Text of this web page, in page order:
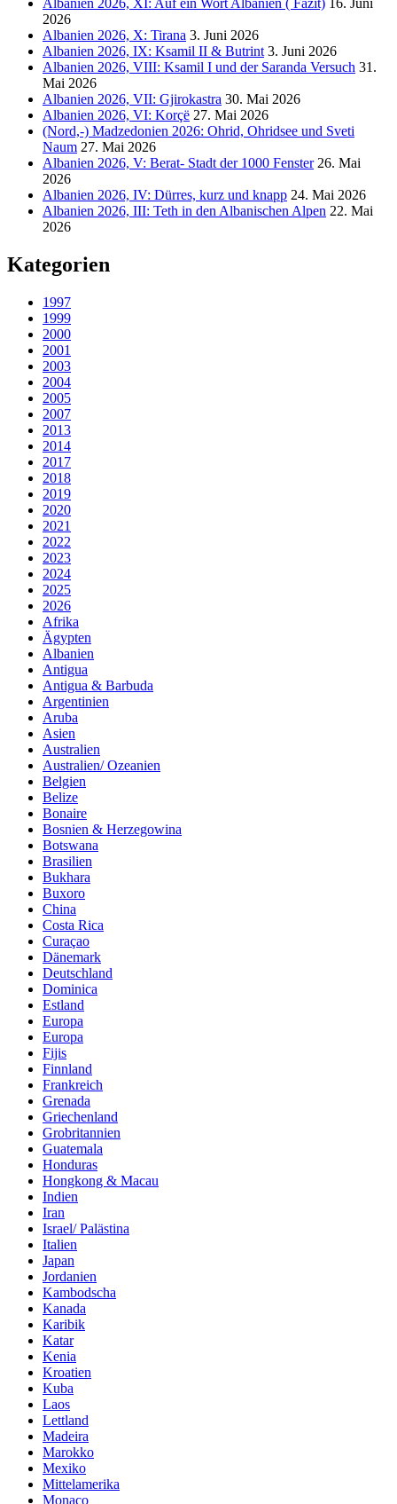
2026
Albanien 2026, X: Tirana 3. Juni 2026
Albanien 2026, IX: Ksamil II & Butrint 3. Juni 2026
Albanien 2026, VIII: Ksamil I und der Saranda Versuch 31.
Mai 2026
Albanien 2026, VII: Gjirokastra 30. Mai 2026
Albanien 2026, VI: Korçë 27. Mai 2026
(Nord,-) Madzedonien 2026: Ohrid, Ohridsee und Sveti
Naum 27. Mai 2026
Albanien 2026, V: Berat- Stadt der 1000 Fenster 26. Mai
2026
Albanien 2026, IV: Dürres, kurz und knapp 24. Mai 2026
Albanien 2026, III: Teth in den Albanischen Alpen 22. Mai
2026
Kategorien
1997
1999
2000
2001
2003
2004
2005
2007
2013
2014
2017
2018
2019
2020
2021
2022
2023
2024
2025
2026
Afrika
Ägypten
Albanien
Antigua
Antigua & Barbuda
Argentinien
Aruba
Asien
Australien
Australien/ Ozeanien
Belgien
Belize
Bonaire
Bosnien & Herzegowina
Botswana
Brasilien
Bukhara
Buxoro
China
Costa Rica
Curaçao
Dänemark
Deutschland
Dominica
Estland
Europa
Europa
Fijis
Finnland
Frankreich
Grenada
Griechenland
Grobritannien
Guatemala
Honduras
Hongkong & Macau
Indien
Iran
Israel/ Palästina
Italien
Japan
Jordanien
Kambodscha
Kanada
Karibik
Katar
Kenia
Kroatien
Kuba
Laos
Lettland
Madeira
Marokko
Mexiko
Mittelamerika
Monaco